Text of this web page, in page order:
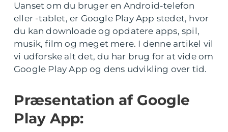
Uanset om du bruger en Android-telefon
eller -tablet, er Google Play App stedet, hvor
du kan downloade og opdatere apps, spil,
musik, film og meget mere. I denne artikel vil
vi udforske alt det, du har brug for at vide om
Google Play App og dens udvikling over tid.
Præsentation af Google
Play App: